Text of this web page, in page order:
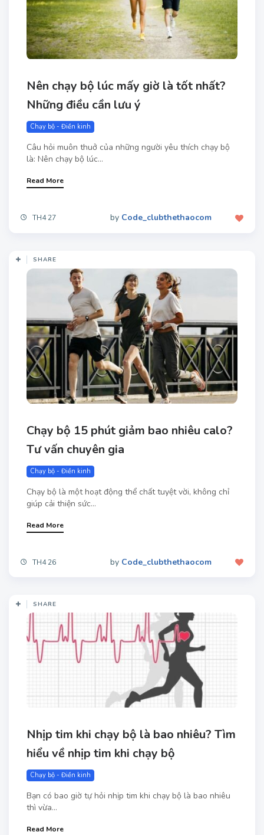
Nên chạy bộ lúc mấy giờ là tốt nhất?
Những điều cần lưu ý
Chạy bộ - Điền kinh
Câu hỏi muôn thuở của những người yêu thích chạy bộ
là: Nên chạy bộ lúc...
Read More
TH4 27 by Code_clubthethaocom
SHARE
Chạy bộ 15 phút giảm bao nhiêu calo​?
Tư vấn chuyên gia
Chạy bộ - Điền kinh
Chạy bộ là một hoạt động thể chất tuyệt vời, không chỉ
giúp cải thiện sức...
Read More
TH4 26 by Code_clubthethaocom
SHARE
Nhịp tim khi chạy bộ là bao nhiêu? Tìm
hiểu về nhịp tim khi chạy bộ
Chạy bộ - Điền kinh
Bạn có bao giờ tự hỏi nhịp tim khi chạy bộ là bao nhiêu
thì vừa...
Read More